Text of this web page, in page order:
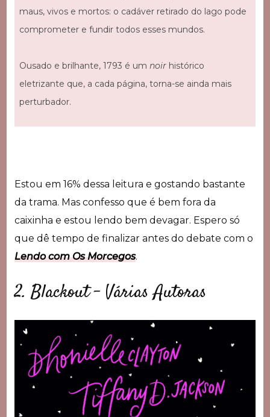
maus, vivos e mortos: o cadáver retirado do lago pode
comprometer e fundir todos esses mundos.
Ousado e brilhante, 1793 é um noir histórico
eletrizante que, a cada página, torna-se ainda mais
perturbador.
Estou em 16% dessa leitura e gostando bastante
da trama. Mas confesso que é bem fora da
caixinha e estou lendo bem devagar. Espero só
que dê tempo de finalizar antes do debate com o
Lendo com Os Morcegos.
2. Blackout – Várias Autoras